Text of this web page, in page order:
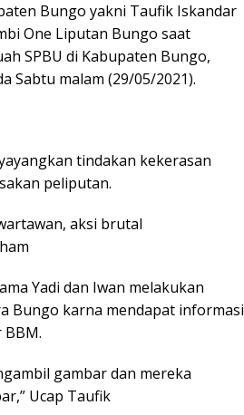
Bungo yakni Taufik Iskandar
One Liputan Bungo saat
SPBU di Kabupaten Bungo,
Sabtu malam (29/05/2021).
tindakan kekerasan
peliputan.
aksi brutal
Yadi dan Iwan melakukan
Bungo karna mendapat informasi
gambar dan mereka
Ucap Taufik